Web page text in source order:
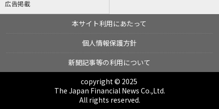
広告掲載
本サイト利用にあたって
個人情報保護方針
新聞記事等の利用について
copyright © 2025
The Japan Financial News Co.,Ltd.
All rights reserved.